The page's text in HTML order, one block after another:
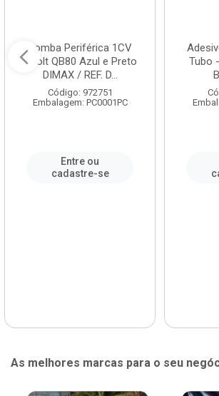
Bomba Periférica 1CV
Bivolt QB80 Azul e Preto
DIMAX / REF. D...
Código: 972751
Embalagem: PC0001PC
Entre ou
cadastre-se
Tubo
As melhores marcas para o seu